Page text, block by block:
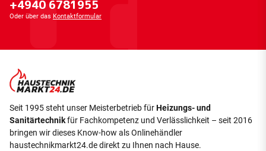
+4940 6781955
Oder über das Kontaktformular
Seit 1995 steht unser Meisterbetrieb fürHeizungs- und
Sanitärtechnikfür Fachkompetenz und Verlässlichkeit – seit 2016
bringen wir dieses Know-how als Onlinehändler
haustechnikmarkt24.de direkt zu Ihnen nach Hause.